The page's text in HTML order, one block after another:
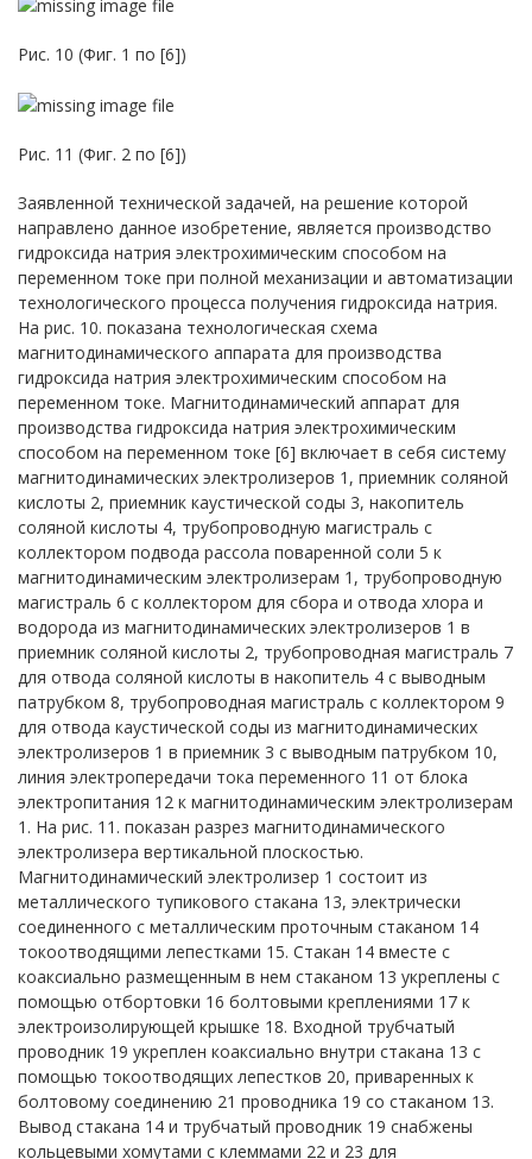
Рис. 10 (Фиг. 1 по [6])
Рис. 11 (Фиг. 2 по [6])
Заявленной технической задачей, на решение которой
направлено данное изобретение, является производство
гидроксида натрия электрохимическим способом на
переменном токе при полной механизации и автоматизации
технологического процесса получения гидроксида натрия.
На рис. 10. показана технологическая схема
магнитодинамического аппарата для производства
гидроксида натрия электрохимическим способом на
переменном токе. Магнитодинамический аппарат для
производства гидроксида натрия электрохимическим
способом на переменном токе [6] включает в себя систему
магнитодинамических электролизеров 1, приемник соляной
кислоты 2, приемник каустической соды 3, накопитель
соляной кислоты 4, трубопроводную магистраль с
коллектором подвода рассола поваренной соли 5 к
магнитодинамическим электролизерам 1, трубопроводную
магистраль 6 с коллектором для сбора и отвода хлора и
водорода из магнитодинамических электролизеров 1 в
приемник соляной кислоты 2, трубопроводная магистраль 7
для отвода соляной кислоты в накопитель 4 с выводным
патрубком 8, трубопроводная магистраль с коллектором 9
для отвода каустической соды из магнитодинамических
электролизеров 1 в приемник 3 с выводным патрубком 10,
линия электропередачи тока переменного 11 от блока
электропитания 12 к магнитодинамическим электролизерам
1. На рис. 11. показан разрез магнитодинамического
электролизера вертикальной плоскостью.
Магнитодинамический электролизер 1 состоит из
металлического тупикового стакана 13, электрически
соединенного с металлическим проточным стаканом 14
токоотводящими лепестками 15. Стакан 14 вместе с
коаксиально размещенным в нем стаканом 13 укреплены с
помощью отбортовки 16 болтовыми креплениями 17 к
электроизолирующей крышке 18. Входной трубчатый
проводник 19 укреплен коаксиально внутри стакана 13 с
помощью токоотводящих лепестков 20, приваренных к
болтовому соединению 21 проводника 19 со стаканом 13.
Вывод стакана 14 и трубчатый проводник 19 снабжены
кольцевыми хомутами с клеммами 22 и 23 для